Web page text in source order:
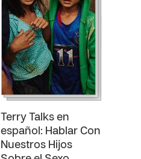
Terry Talks en
español: Hablar Con
Nuestros Hijos